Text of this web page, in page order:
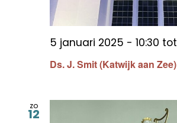
Ds. J. Smit (Katwijk aan Zee)
5 januari 2025 - 10:30 tot
zo
12